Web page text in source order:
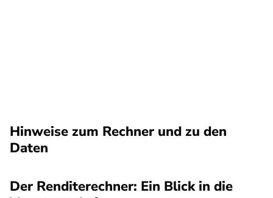
Hinweise zum Rechner und zu den
Daten
Der Renditerechner: Ein Blick in die